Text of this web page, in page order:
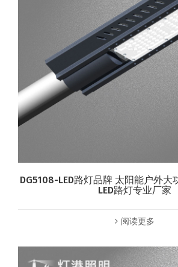
DG5108-LED路灯品牌 太阳能户外大
LED路灯专业厂家
阅读更多